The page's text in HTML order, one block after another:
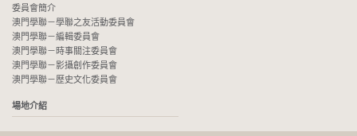
委員會簡介
澳門學聯－學聯之友活動委員會
澳門學聯－編輯委員會
澳門學聯－時事關注委員會
澳門學聯－影攝創作委員會
澳門學聯－歷史文化委員會
場地介紹